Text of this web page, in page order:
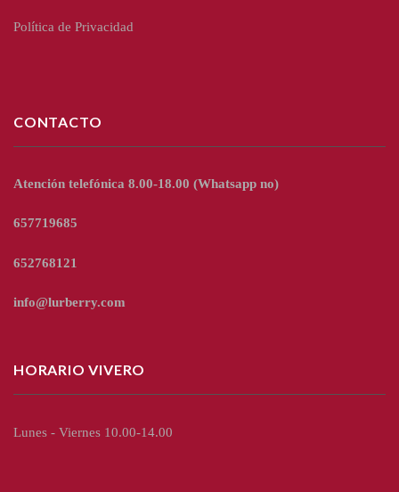
Política de Privacidad
CONTACTO
Atención telefónica 8.00-18.00 (Whatsapp no)
657719685
652768121
info@lurberry.com
HORARIO VIVERO
Lunes - Viernes 10.00-14.00